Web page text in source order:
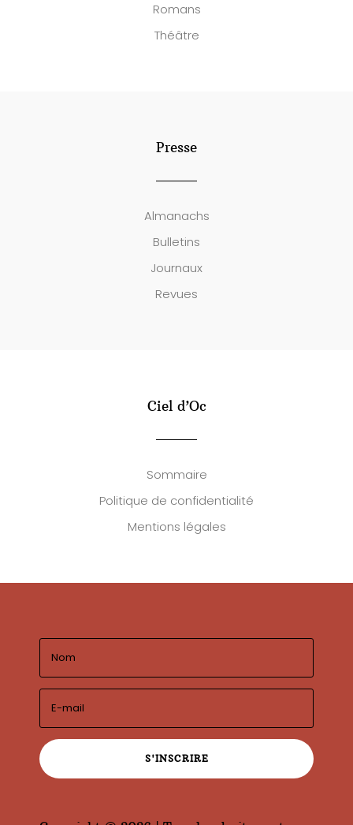
Romans
Théâtre
Presse
Almanachs
Bulletins
Journaux
Revues
Ciel d’Oc
Sommaire
Politique de confidentialité
Mentions légales
S'INSCRIRE